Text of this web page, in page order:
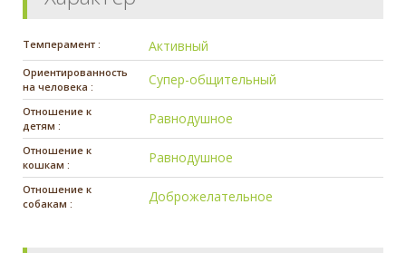
Темперамент : Активный
Ориентированность
на человека :
Супер-общительный
Отношение к
детям :
Равнодушное
Отношение к
кошкам :
Равнодушное
Отношение к
собакам :
Доброжелательное